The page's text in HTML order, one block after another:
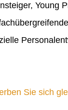
Young
Sie sich